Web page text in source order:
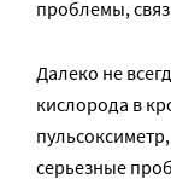
проблемы,
Далеко не
кислорода в
серьезные